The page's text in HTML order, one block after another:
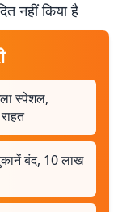
नहीं किया है
स्पेशल,
बंद, 10 लाख